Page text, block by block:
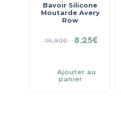
Bavoir Silicone
Moutarde Avery
Row
14.90€ 8.25€
Ajouter au
panier